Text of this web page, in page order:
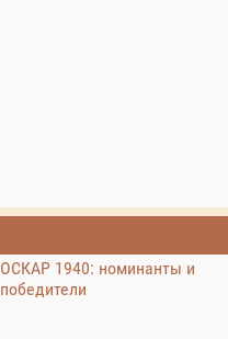
ОСКАР 1940: номинанты и
победители